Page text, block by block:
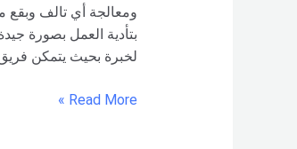
ومعالجة أي تالف وبقع
بتأدية العمل بصورة
لخبرة بحيث يتمكن
شركة العربي
Read More »